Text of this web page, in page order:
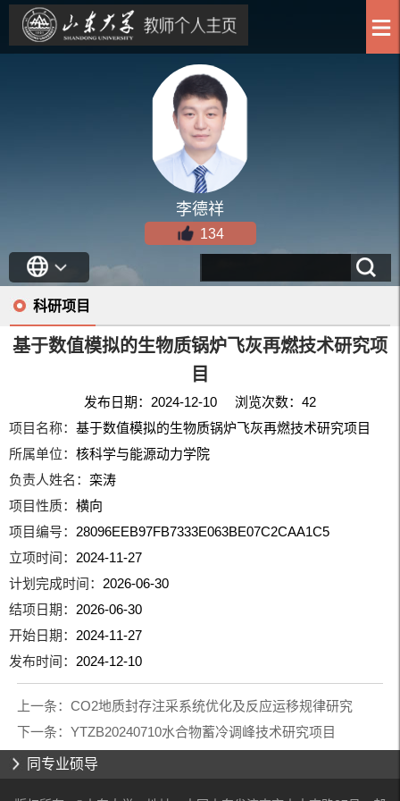
李德祥
134
科研项目
基于数值模拟的生物质锅炉飞灰再燃技术研究项
目
发布日期：2024-12-10 浏览次数： 42
项目名称：基于数值模拟的生物质锅炉飞灰再燃技术研究项目
所属单位：核科学与能源动力学院
负责人姓名：栾涛
项目性质：横向
项目编号： 28096EEB97FB7333E063BE07C2CAA1C5
立项时间： 2024-11-27
计划完成时间： 2026-06-30
结项日期： 2026-06-30
开始日期： 2024-11-27
发布时间： 2024-12-10
上一条： CO2地质封存注采系统优化及反应运移规律研究
下一条： YTZB20240710水合物蓄冷调峰技术研究项目
同专业硕导